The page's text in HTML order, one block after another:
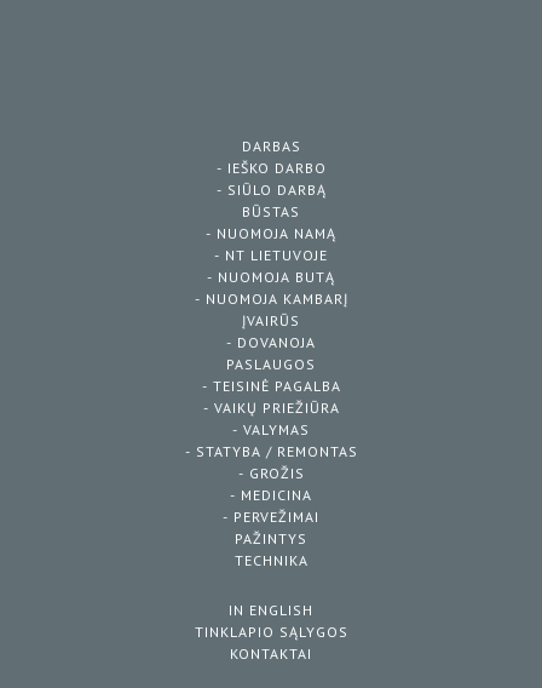
DARBAS
- IEŠKO DARBO
- SIŪLO DARBĄ
BŪSTAS
- NUOMOJA NAMĄ
- NT LIETUVOJE
- NUOMOJA BUTĄ
- NUOMOJA KAMBARĮ
ĮVAIRŪS
- DOVANOJA
PASLAUGOS
- TEISINĖ PAGALBA
- VAIKŲ PRIEŽIŪRA
- VALYMAS
- STATYBA / REMONTAS
- GROŽIS
- MEDICINA
- PERVEŽIMAI
PAŽINTYS
TECHNIKA
IN ENGLISH
TINKLAPIO SĄLYGOS
KONTAKTAI